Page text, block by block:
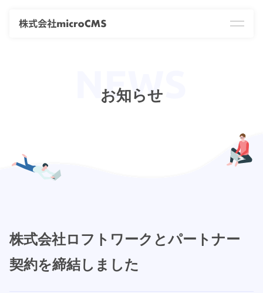
お知らせ
株式会社ロフトワークとパートナー
契約を締結しました